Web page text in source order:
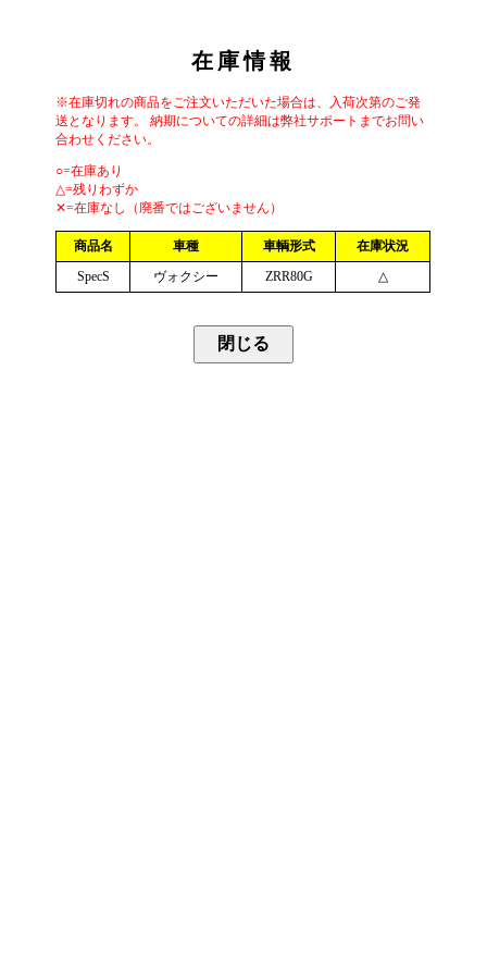
在庫情報
※在庫切れの商品をご注文いただいた場合は、入荷次第のご発
送となります。 納期についての詳細は弊社サポートまでお問い
合わせください。
○=在庫あり
△=残りわずか
✕=在庫なし（廃番ではございません）
商品名 車種 車輌形式
在庫状況
SpecS
ヴォクシー ZRR80G △